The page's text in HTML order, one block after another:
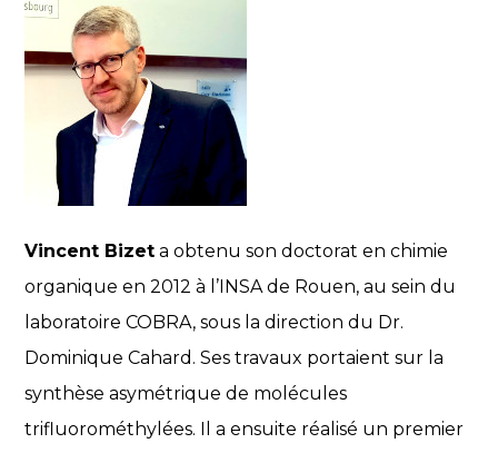
Vincent Bizet a obtenu son doctorat en chimie
organique en 2012 à l’INSA de Rouen, au sein du
laboratoire COBRA, sous la direction du Dr.
Dominique Cahard. Ses travaux portaient sur la
synthèse asymétrique de molécules
trifluorométhylées. Il a ensuite réalisé un premier